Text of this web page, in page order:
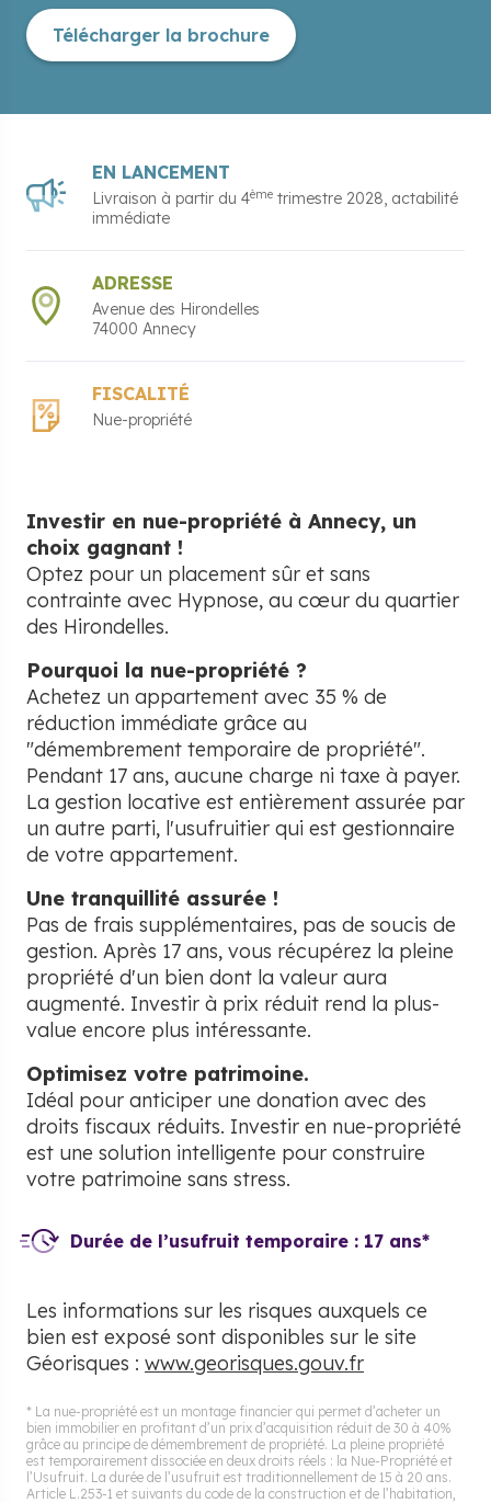
Télécharger la brochure
EN LANCEMENT
Livraison à partir du 4ème trimestre 2028, actabilité
immédiate
ADRESSE
Avenue des Hirondelles
74000 Annecy
FISCALITÉ
Nue-propriété
Investir en nue-propriété à Annecy, un
choix gagnant !
Optez pour un placement sûr et sans
contrainte avec Hypnose, au cœur du quartier
des Hirondelles.
Pourquoi la nue-propriété ?
Achetez un appartement avec 35 % de
réduction immédiate grâce au
"démembrement temporaire de propriété".
Pendant 17 ans, aucune charge ni taxe à payer.
La gestion locative est entièrement assurée par
un autre parti, l'usufruitier qui est gestionnaire
de votre appartement.
Une tranquillité assurée !
Pas de frais supplémentaires, pas de soucis de
gestion. Après 17 ans, vous récupérez la pleine
propriété d'un bien dont la valeur aura
augmenté. Investir à prix réduit rend la plus-
value encore plus intéressante.
Optimisez votre patrimoine.
Idéal pour anticiper une donation avec des
droits fiscaux réduits. Investir en nue-propriété
est une solution intelligente pour construire
votre patrimoine sans stress.
Durée de l’usufruit temporaire : 17 ans*
Les informations sur les risques auxquels ce
bien est exposé sont disponibles sur le site
Géorisques : www.georisques.gouv.fr
* La nue-propriété est un montage financier qui permet d’acheter un
bien immobilier en profitant d’un prix d’acquisition réduit de 30 à 40%
grâce au principe de démembrement de propriété. La pleine propriété
est temporairement dissociée en deux droits réels : la Nue-Propriété et
l’Usufruit. La durée de l’usufruit est traditionnellement de 15 à 20 ans.
Article L.253-1 et suivants du code de la construction et de l’habitation,